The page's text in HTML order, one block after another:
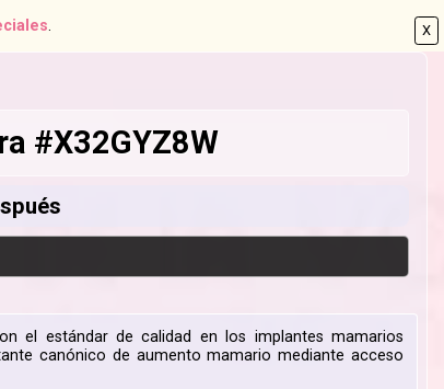
X
.
#X32GYZ8W
el estándar de calidad en los implantes mamarios
canónico de aumento mamario mediante acceso